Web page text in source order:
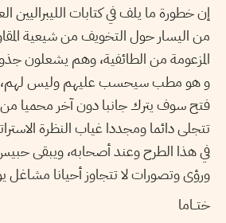
إن خطورة ما يلف في كتابات الليبراليين
من اليسار حول التخويف من شيعية
المزعومة من الطائفية، وهم يشعلون
و هو مطب سيحسب عليهم وليس لهم،
فتح سوف يترك جانبا دون آخر محميا من
تتجلى دائما ومجددا غياب النظرة
في هذا الطرح وعند أصحابه، ويبقى
ورؤى وتصورات لا تتجاوز أحيانا مشاغل
ختــاما